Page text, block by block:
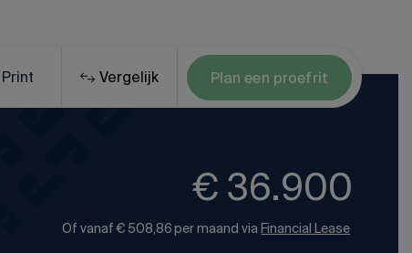
Lynk & Co 08
Print Vergelijk Plan een proefrit
€ 36.900
Of vanaf € 508,86 per maand via Financial Lease